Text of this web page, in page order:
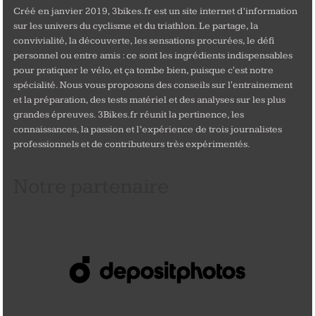
Créé en janvier 2019, 3bikes.fr est un site internet d’information
sur les univers du cyclisme et du triathlon. Le partage, la
convivialité, la découverte, les sensations procurées, le défi
personnel ou entre amis : ce sont les ingrédients indispensables
pour pratiquer le vélo, et ça tombe bien, puisque c'est notre
spécialité. Nous vous proposons des conseils sur l'entrainement
et la préparation, des tests matériel et des analyses sur les plus
grandes épreuves. 3Bikes.fr réunit la pertinence, les
connaissances, la passion et l’expérience de trois journalistes
professionnels et de contributeurs très expérimentés.